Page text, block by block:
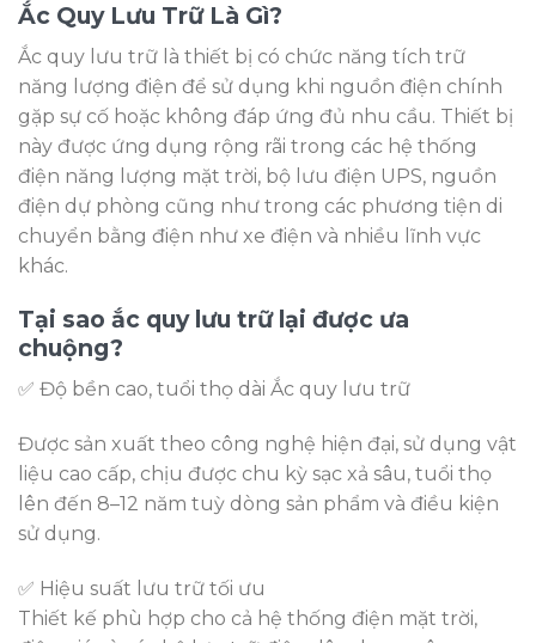
Ắc Quy Lưu Trữ Là Gì?
Ắc quy lưu trữ là thiết bị có chức năng tích trữ
năng lượng điện để sử dụng khi nguồn điện chính
gặp sự cố hoặc không đáp ứng đủ nhu cầu. Thiết bị
này được ứng dụng rộng rãi trong các hệ thống
điện năng lượng mặt trời, bộ lưu điện UPS, nguồn
điện dự phòng cũng như trong các phương tiện di
chuyển bằng điện như xe điện và nhiều lĩnh vực
khác.
Tại sao ắc quy lưu trữ lại được ưa
chuộng?
✅ Độ bền cao, tuổi thọ dài Ắc quy lưu trữ
Được sản xuất theo công nghệ hiện đại, sử dụng vật
liệu cao cấp, chịu được chu kỳ sạc xả sâu, tuổi thọ
lên đến 8–12 năm tuỳ dòng sản phẩm và điều kiện
sử dụng.
✅ Hiệu suất lưu trữ tối ưu
Thiết kế phù hợp cho cả hệ thống điện mặt trời,